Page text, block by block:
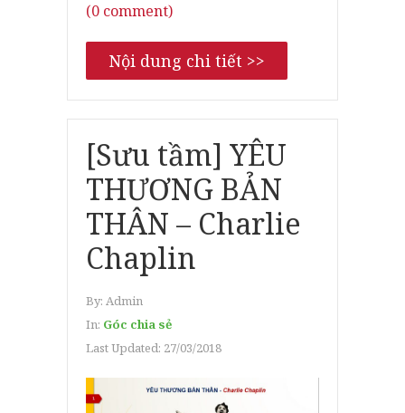
(0 comment)
Nội dung chi tiết >>
[Sưu tầm] YÊU
THƯƠNG BẢN
THÂN – Charlie
Chaplin
By: Admin
In: Góc chia sẻ
Last Updated: 27/03/2018